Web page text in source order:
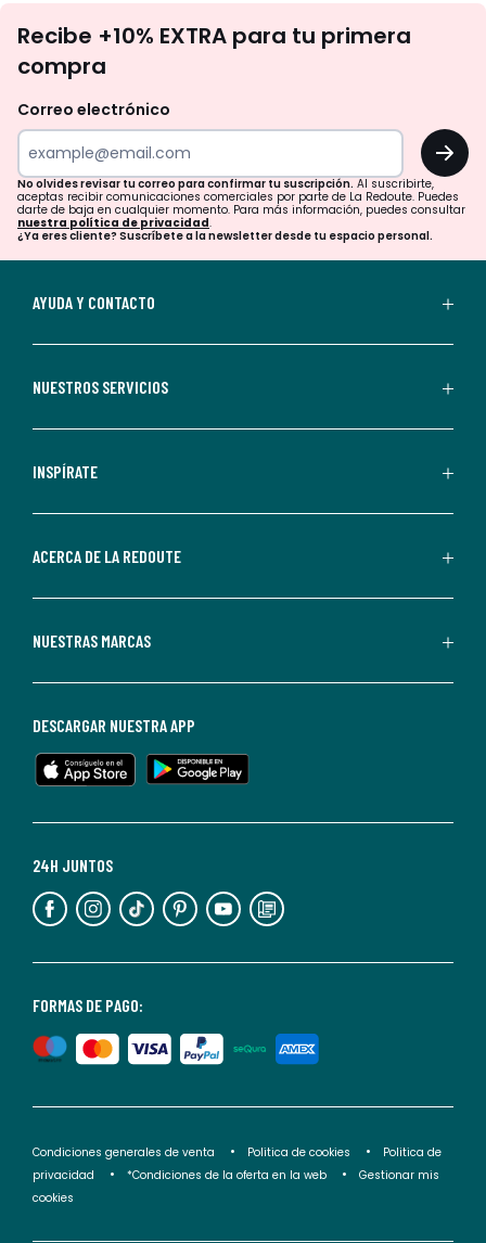
te
tu
para
confirmar
tu
suscripción.
aceptas
comerciales
personalizadas
parte
Redoute.
de
en
cualquier
Para
información,
puedes
de
privacidad</2>.
Recibe +10% EXTRA para tu primera
compra
Correo electrónico
OK
No olvides revisar tu correo para confirmar tu suscripción. Al suscribirte,
aceptas recibir comunicaciones comerciales por parte de La Redoute. Puedes
darte de baja en cualquier momento. Para más información, puedes consultar
nuestra política de privacidad.
¿Ya eres cliente? Suscríbete a la newsletter desde tu espacio personal.
AYUDA Y CONTACTO
NUESTROS SERVICIOS
INSPÍRATE
ACERCA DE LA REDOUTE
NUESTRAS MARCAS
FORMAS DE PAGO:
24H JUNTOS
DESCARGAR NUESTRA APP
Condiciones generales de venta Politica de cookies
Politica de
privacidad
*Condiciones de la oferta en la web
Gestionar mis
cookies